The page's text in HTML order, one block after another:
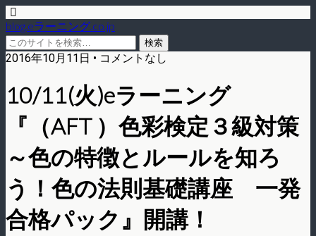
blog.eラーニング.co.jp
2016年10月11日 • コメントなし
10/11(火)eラーニング
『（AFT ）色彩検定３級対策
～色の特徴とルールを知ろ
う！色の法則基礎講座 一発
合格パック』開講！